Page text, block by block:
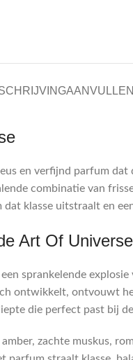
en verfijnd parfum
combinatie van
klasse uitstraalt en
Art Of Universe
sprankelende
ontwikkelt, ontvouwt
die perfect past bij
zachte muskus,